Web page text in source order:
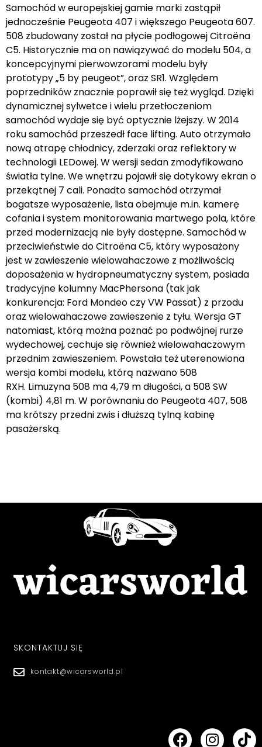
Samochód w europejskiej gamie marki zastąpił
jednocześnie Peugeota 407 i większego Peugeota 607.
508 zbudowany został na płycie podłogowej Citroëna
C5. Historycznie ma on nawiązywać do modelu 504, a
koncepcyjnymi pierwowzorami modelu były
prototypy „5 by peugeot”, oraz SR1. Względem
poprzedników znacznie poprawił się też wygląd. Dzięki
dynamicznej sylwetce i wielu przetłoczeniom
samochód wydaje się być optycznie lżejszy. W 2014
roku samochód przeszedł face lifting. Auto otrzymało
nową atrapę chłodnicy, zderzaki oraz reflektory w
technologii LEDowej. W wersji sedan zmodyfikowano
światła tylne. We wnętrzu pojawił się dotykowy ekran o
przekątnej 7 cali. Ponadto samochód otrzymał
bogatsze wyposażenie, lista obejmuje m.in. kamerę
cofania i system monitorowania martwego pola, które
przed modernizacją nie były dostępne. Samochód w
przeciwieństwie do Citroëna C5, który wyposażony
jest w zawieszenie wielowahaczowe z możliwością
doposażenia w hydropneumatyczny system, posiada
tradycyjne kolumny MacPhersona (tak jak
konkurencja: Ford Mondeo czy VW Passat) z przodu
oraz wielowahaczowe zawieszenie z tyłu. Wersja GT
natomiast, którą można poznać po podwójnej rurze
wydechowej, cechuje się również wielowahaczowym
przednim zawieszeniem. Powstała też uterenowiona
wersja kombi modelu, którą nazwano 508
RXH. Limuzyna 508 ma 4,79 m długości, a 508 SW
(kombi) 4,81 m. W porównaniu do Peugeota 407, 508
ma krótszy przedni zwis i dłuższą tylną kabinę
pasażerską.
SKONTAKTUJ SIĘ
kontakt@wicarsworld.pl